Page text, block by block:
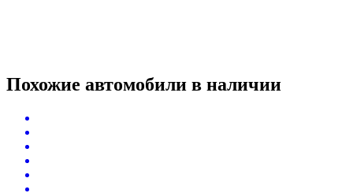
Похожие автомобили в наличии